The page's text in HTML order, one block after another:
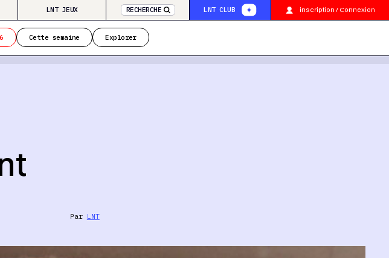
LNT JEUX RECHERCHE LNT CLUB inscription / Connexion
Cette semaine Explorer
Par LNT